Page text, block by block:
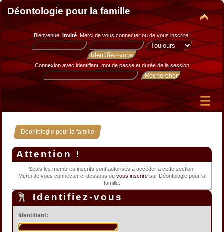
Déontologie pour la famille
Bienvenue, Invité. Merci devous connecter ou de vous inscrire.
Connexion avec identifiant, mot de passe et durée de la session
Déontologie pour la famille
Attention !
Seuls les membres inscrits sont autorisés à accéder à cette section.
Merci de vous connecter ci-dessous ou vous inscrire sur Déontologie pour la
famille.
Identifiez-vous
Identifiant: